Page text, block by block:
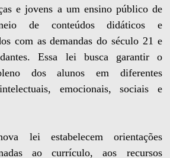
e jovens a um ensino público de
de conteúdos didáticos e
com as demandas do século 21 e
Essa lei busca garantir o
dos alunos em diferentes
emocionais, sociais e
lei estabelecem orientações
ao currículo, aos recursos